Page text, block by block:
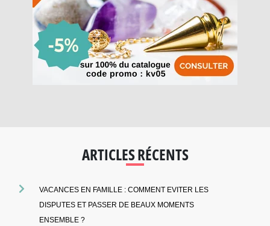
ARTICLES RÉCENTS
VACANCES EN FAMILLE : COMMENT EVITER LES
DISPUTES ET PASSER DE BEAUX MOMENTS
ENSEMBLE ?